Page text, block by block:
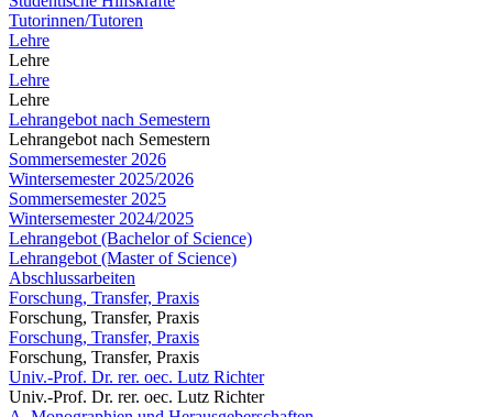
Tutorinnen/Tutoren
Lehre
Lehre
Lehre
Lehre
Lehrangebot nach Semestern
Lehrangebot nach Semestern
Sommersemester 2026
Wintersemester 2025/2026
Sommersemester 2025
Wintersemester 2024/2025
Lehrangebot (Bachelor of Science)
Lehrangebot (Master of Science)
Abschlussarbeiten
Forschung, Transfer, Praxis
Forschung, Transfer, Praxis
Forschung, Transfer, Praxis
Forschung, Transfer, Praxis
Univ.-Prof. Dr. rer. oec. Lutz Richter
Univ.-Prof. Dr. rer. oec. Lutz Richter